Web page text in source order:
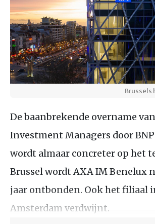
Brussels
De baanbrekende overname
Investment Managers door
wordt almaar concreter op het
Brussel wordt AXA IM Benelux
jaar ontbonden. Ook het filiaal
Amsterdam verdwijnt.